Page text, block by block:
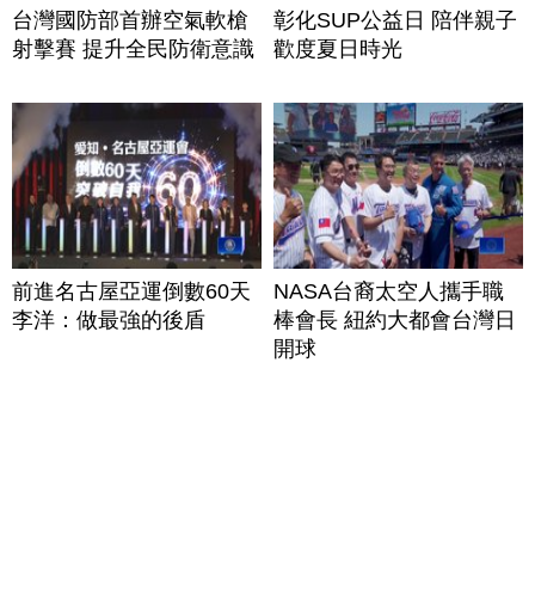
台灣國防部首辦空氣軟槍
射擊賽 提升全民防衛意識
彰化SUP公益日 陪伴親子
歡度夏日時光
前進名古屋亞運倒數60天
李洋：做最強的後盾
NASA台裔太空人攜手職
棒會長 紐約大都會台灣日
開球